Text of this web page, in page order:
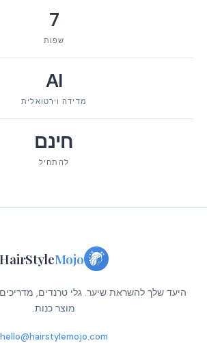
7
שפות
AI
מדידה וירטואלית
חינם
להתחיל
HairStyleMojo
היעד שלך להשראת שיער. גלי טרנדים, מדריכים
מוצר כנות.
hello@hairstylemojo.com